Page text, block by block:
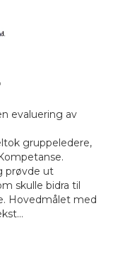
evaluering av
gruppeledere,
prøvde ut
skulle bidra til
Hovedmålet med